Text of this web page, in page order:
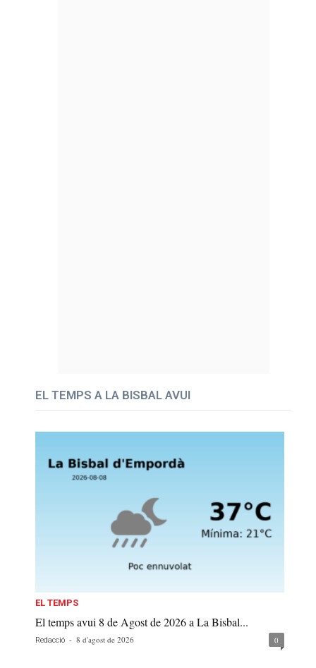
EL TEMPS A LA BISBAL AVUI
EL TEMPS
El temps avui 8 de Agost de 2026 a La Bisbal...
Redacció - 8 d'agost de 2026 0